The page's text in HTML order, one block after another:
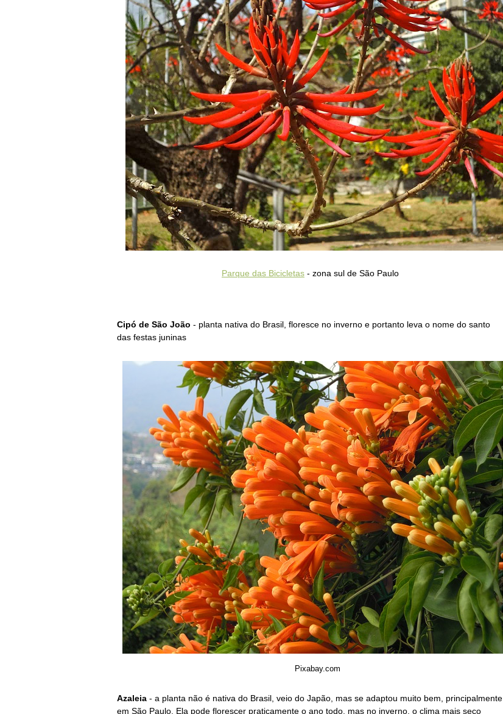
Parque das Bicicletas - zona sul de São Paulo
Cipó de São João - planta nativa do Brasil, floresce no inverno e portanto leva o nome do santo
das festas juninas
Pixabay.com
Azaleia - a planta não é nativa do Brasil, veio do Japão, mas se adaptou muito bem, principalmente
em São Paulo. Ela pode florescer praticamente o ano todo, mas no inverno, o clima mais seco